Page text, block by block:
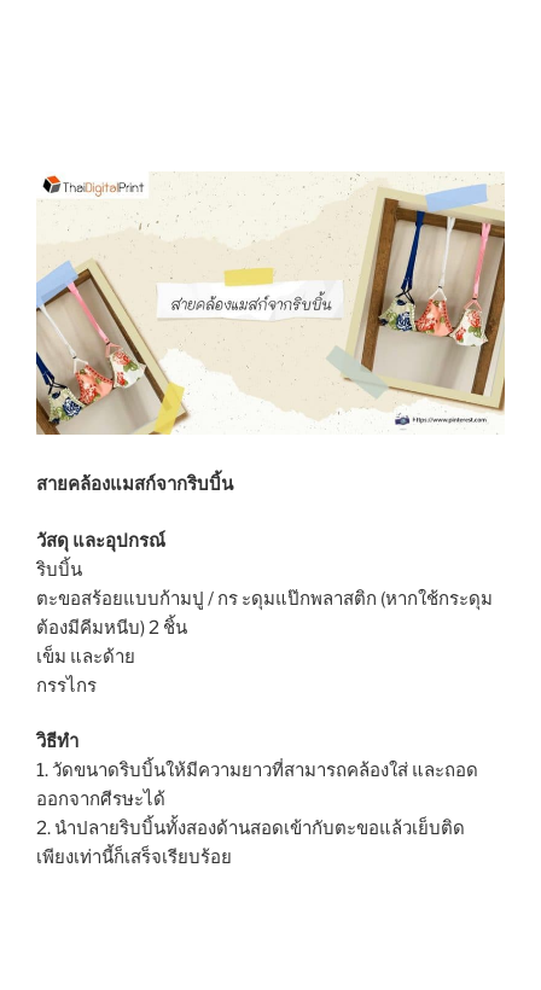
สายคล้องแมสก์จากริบบิ้น
วัสดุ และอุปกรณ์
ริบบิ้น
ตะขอสร้อยแบบก้ามปู / กร ะดุมแป๊กพลาสติก (หากใช้กระดุม
ต้องมีคีมหนีบ) 2 ชิ้น
เข็ม และด้าย
กรรไกร
วิธีทำ
1. วัดขนาดริบบิ้นให้มีความยาวที่สามารถคล้องใส่ และถอด
ออกจากศีรษะได้
2. นำปลายริบบิ้นทั้งสองด้านสอดเข้ากับตะขอแล้วเย็บติด
เพียงเท่านี้ก็เสร็จเรียบร้อย